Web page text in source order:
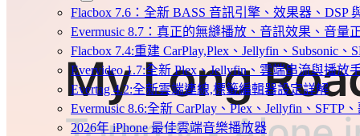
Flacbox 7.6：全新 BASS 音訊引擎、效果器、DSP
Evermusic 8.7：真正的無縫播放、音訊效果、音量
Flacbox 7.4:重建 CarPlay,Plex、Jellyfin、Subsonic、
Evervideo 1.7:全新 Plex、Jellyfin、雲端串流與播放
Evertag 4.2:全新雲端連線,標籤編輯器設定詳解
Evermusic 8.6:全新 CarPlay、Plex、Jellyfin、SFTP
2026年 iPhone 最佳雲端音樂播放器